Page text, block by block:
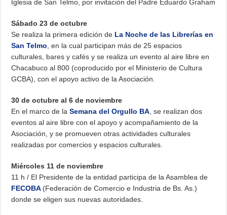
Iglesia de San Telmo, por invitación del Padre Eduardo Graham
Sábado 23 de octubre
Se realiza la primera edición de La Noche de las Librerías en
San Telmo , en la cual participan más de 25 espacios
culturales, bares y cafés y se realiza un evento al aire libre en
Chacabuco al 800 (coproducido por el Ministerio de Cultura
GCBA), con el apoyo activo de la Asociación.
30 de octubre al 6 de noviembre
En el marco de laSemana del Orgullo BA , se realizan dos
eventos al aire libre con el apoyo y acompañamiento de la
Asociación, y se promueven otras actividades culturales
realizadas por comercios y espacios culturales.
Miércoles 11 de noviembre
11 h / El Presidente de la entidad participa de la Asamblea de
FECOBA (Federación de Comercio e Industria de Bs. As.)
donde se eligen sus nuevas autoridades.